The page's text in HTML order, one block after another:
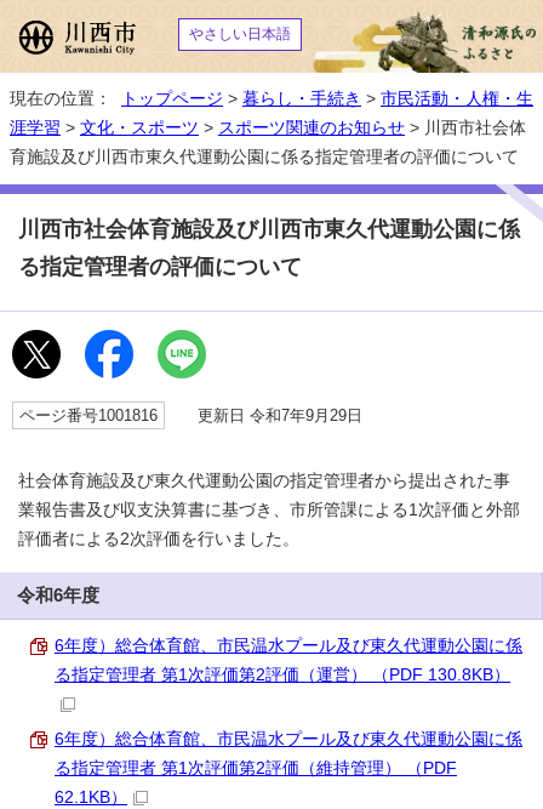
やさしい日本語
現在の位置： トップページ > 暮らし・手続き > 市民活動・人権・生
涯学習 > 文化・スポーツ > スポーツ関連のお知らせ > 川西市社会体
育施設及び川西市東久代運動公園に係る指定管理者の評価について
川西市社会体育施設及び川西市東久代運動公園に係
る指定管理者の評価について
ページ番号1001816 更新日 令和7年9月29日
社会体育施設及び東久代運動公園の指定管理者から提出された事
業報告書及び収支決算書に基づき、市所管課による1次評価と外部
評価者による2次評価を行いました。
令和6年度
6年度）総合体育館、市民温水プール及び東久代運動公園に係
る指定管理者 第1次評価第2評価（運営） （PDF 130.8KB）
6年度）総合体育館、市民温水プール及び東久代運動公園に係
る指定管理者 第1次評価第2評価（維持管理） （PDF
62.1KB）